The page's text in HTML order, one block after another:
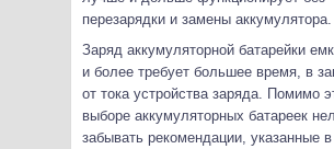
перезарядки и замены аккумулятора.
Заряд аккумуляторной батарейки
и более требует большее время, в
от тока устройства заряда. Помимо
выборе аккумуляторных батареек
забывать рекомендации, указанные в